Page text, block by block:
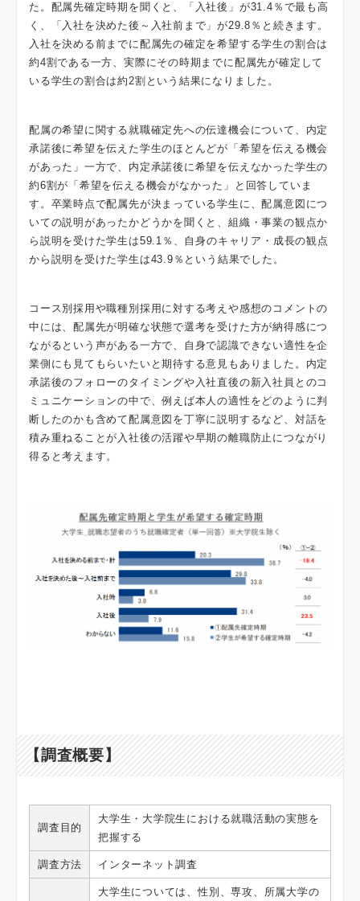
た。配属先確定時期を聞くと、「入社後」が31.4％で最も高
く、「入社を決めた後～入社前まで」が29.8％と続きます。
入社を決める前までに配属先の確定を希望する学生の割合は
約4割である一方、実際にその時期までに配属先が確定して
いる学生の割合は約2割という結果になりました。
配属の希望に関する就職確定先への伝達機会について、内定
承諾後に希望を伝えた学生のほとんどが「希望を伝える機会
があった」一方で、内定承諾後に希望を伝えなかった学生の
約6割が「希望を伝える機会がなかった」と回答していま
す。卒業時点で配属先が決まっている学生に、配属意図につ
いての説明があったかどうかを聞くと、組織・事業の観点か
ら説明を受けた学生は59.1％、自身のキャリア・成長の観点
から説明を受けた学生は43.9％という結果でした。
コース別採用や職種別採用に対する考えや感想のコメントの
中には、配属先が明確な状態で選考を受けた方が納得感につ
ながるという声がある一方で、自身で認識できない適性を企
業側にも見てもらいたいと期待する意見もありました。内定
承諾後のフォローのタイミングや入社直後の新入社員とのコ
ミュニケーションの中で、例えば本人の適性をどのように判
断したのかも含めて配属意図を丁寧に説明するなど、対話を
積み重ねることが入社後の活躍や早期の離職防止につながり
得ると考えます。
【調査概要】
調査目的
大学生・大学院生における就職活動の実態を
把握する
調査方法 インターネット調査
大学生については、性別、専攻、所属大学の